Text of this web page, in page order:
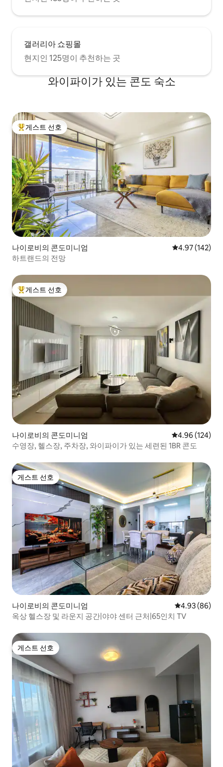
갤러리아 쇼핑몰
현지인 125명이 추천하는 곳
와이파이가 있는 콘도 숙소
상위 게스트 선호
게스트 선호
나이로비의 콘도미니엄 평점 4.97점(5
4.97 (142)
하트랜드의 전망
상위 게스트 선호
게스트 선호
나이로비의 콘도미니엄 평점 4.96점(5
4.96 (124)
수영장, 헬스장, 주차장, 와이파이가 있는 세련된 1BR 콘도
게스트 선호
게스트 선호
나이로비의 콘도미니엄 평점 4.93점(5
4.93 (86)
옥상 헬스장 및 라운지 공간|야야 센터 근처|65인치 TV
게스트 선호
게스트 선호